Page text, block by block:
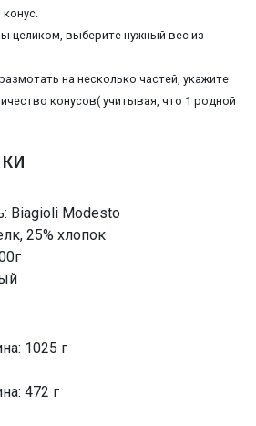
целиком, выберите нужный вес из
на несколько частей, укажите
конусов( учитывая, что 1 родной
Biagioli Modesto
25% хлопок
1025 г
472 г